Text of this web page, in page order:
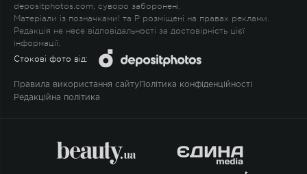
depositphotos.com, суворо заборонені.
Матеріали із позначками! та P розміщені на правах реклами.
Редакція не несе відповідальності за достовірність цієї
інформації.
Стокові фото від:
Правила використання сайту Політика конфіденційності
Редакційна політика